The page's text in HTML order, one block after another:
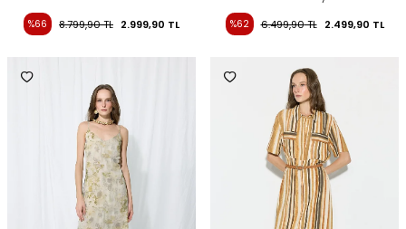
%66 8.799,90TL 2.999,90 TL %62 6.499,90TL 2.499,90 TL